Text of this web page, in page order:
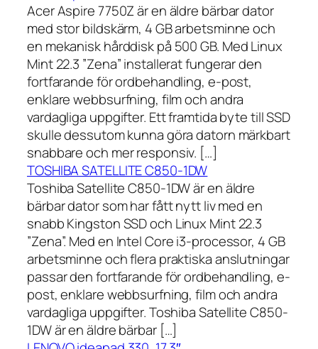
Acer Aspire 7750Z är en äldre bärbar dator
med stor bildskärm, 4 GB arbetsminne och
en mekanisk hårddisk på 500 GB. Med Linux
Mint 22.3 ”Zena” installerat fungerar den
fortfarande för ordbehandling, e-post,
enklare webbsurfning, film och andra
vardagliga uppgifter. Ett framtida byte till SSD
skulle dessutom kunna göra datorn märkbart
snabbare och mer responsiv. […]
TOSHIBA SATELLITE C850-1DW
Toshiba Satellite C850-1DW är en äldre
bärbar dator som har fått nytt liv med en
snabb Kingston SSD och Linux Mint 22.3
”Zena”. Med en Intel Core i3-processor, 4 GB
arbetsminne och flera praktiska anslutningar
passar den fortfarande för ordbehandling, e-
post, enklare webbsurfning, film och andra
vardagliga uppgifter. Toshiba Satellite C850-
1DW är en äldre bärbar […]